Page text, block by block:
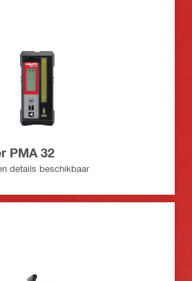
PMA 32
details beschikbaar